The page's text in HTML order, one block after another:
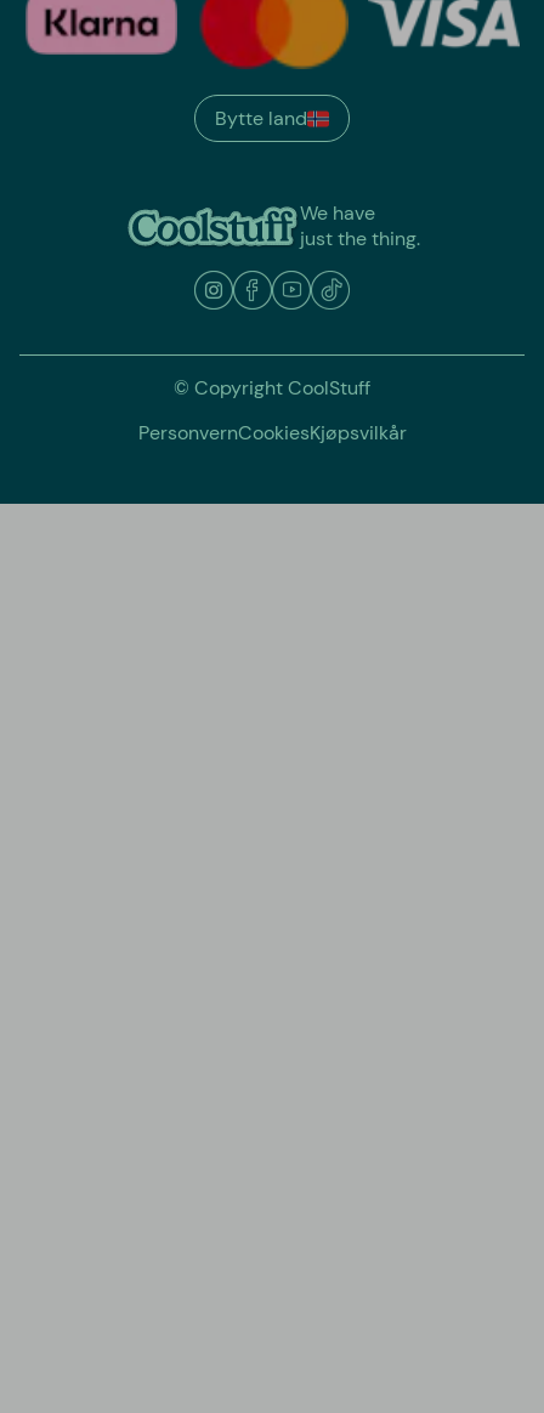
We have
just the thing.
Bytte land
© Copyright CoolStuff
PersonvernCookiesKjøpsvilkår